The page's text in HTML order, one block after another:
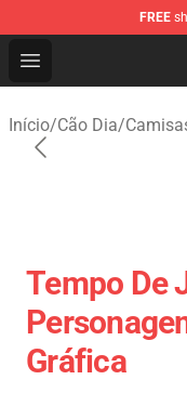
FREE
Open menu
Início/Cão Dia/
Tempo De
Gráfica